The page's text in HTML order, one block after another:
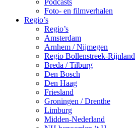
Podcasts
Foto- en filmverhalen
Regio’s
Regio’s
Amsterdam
Arnhem / Nijmegen
Regio Bollenstreek-Rijnland
Breda / Tilburg
Den Bosch
Den Haag
Friesland
Groningen / Drenthe
Limburg
Midden-Nederland